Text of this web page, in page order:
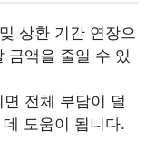
및 상환 기간 연장으
금액을 줄일 수 있
전체 부담이 덜
도움이 됩니다.